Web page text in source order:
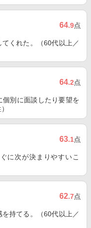
64.9点
くれた。（60代以上／
64.2点
別に面談したり要望を
63.1点
に次が決まりやすいこ
62.7点
持てる。（60代以上／